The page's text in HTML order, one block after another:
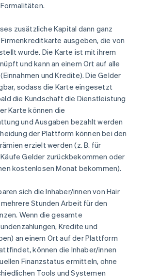
zusätzliche Kapital dann ganz
ausgeben, die von
wurde. Die Karte ist mit ihrem
und kann an einem Ort auf alle
und Kredite). Die Gelder
sodass die Karte eingesetzt
die Kundschaft die Dienstleistung
Karte können die
und Ausgaben bezahlt werden
der Plattform können bei den
erzielt werden (z. B. für
Gelder zurückbekommen oder
kostenlosen Monat bekommen).
sich die Inhaber/innen von Hair
Stunden Arbeit für den
Wenn die gesamte
Kredite und
an einem Ort auf der Plattform
können die Inhaber/innen
Finanzstatus ermitteln, ohne
Tools und Systemen